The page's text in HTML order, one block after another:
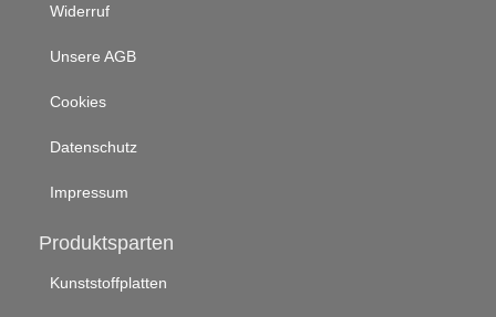
Widerruf
Unsere AGB
Cookies
Datenschutz
Impressum
Produktsparten
Kunststoffplatten